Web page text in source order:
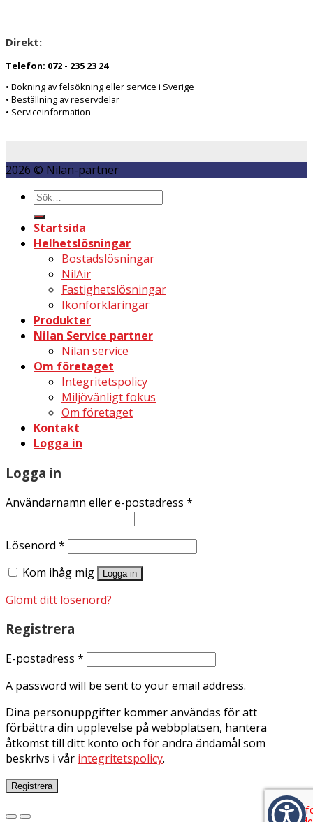
Direkt:
Telefon: 072 - 235 23 24
• Bokning av felsökning eller service i Sverige
• Beställning av reservdelar
• Serviceinformation
2026 © Nilan-partner
Sök
efter:
Startsida
Helhetslösningar
Bostadslösningar
NilAir
Fastighetslösningar
Ikonförklaringar
Produkter
Nilan Service partner
Nilan service
Om företaget
Integritetspolicy
Miljövänligt fokus
Om företaget
Kontakt
Logga in
Logga in
Användarnamn eller e-postadress *
Lösenord *
Kom ihåg mig
Logga in
Glömt ditt lösenord?
Registrera
E-postadress *
A password will be sent to your email address.
Dina personuppgifter kommer användas för att
förbättra din upplevelse på webbplatsen, hantera
åtkomst till ditt konto och för andra ändamål som
beskrivs i vår integritetspolicy.
Registrera